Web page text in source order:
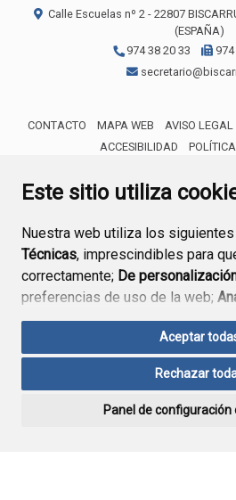
Este sitio utiliza
Nuestra web utiliza los
Técnicas, imprescindibles para
correctamente; De
preferencias de uso de la web;
funcionamiento de la web y sus
Si acepta pulsando el botón
consideramos que acepta su uso.
ninguna acción, se guardarán las
Aceptar
Rechazar
Panel de configuración
Calle Escuelas nº 2 - 22807
(ESPAÑA)
974 38 20 33
CONTACTO MAPA WEB AVISO LEGAL
ACCESIBILIDAD